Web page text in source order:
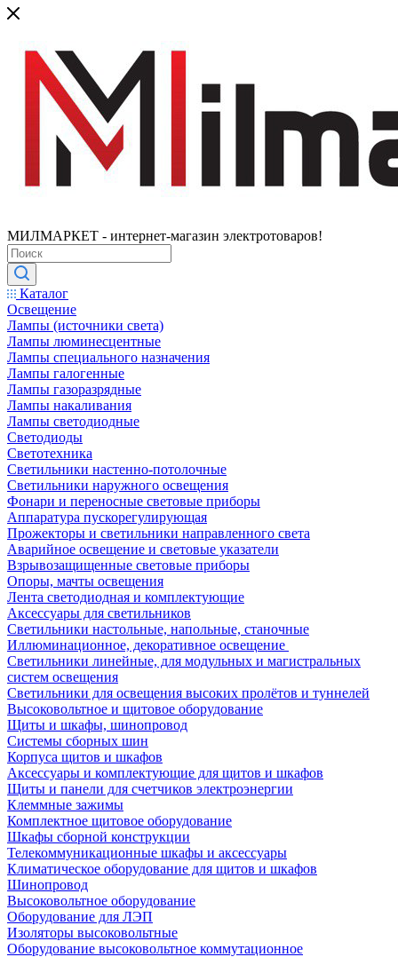
МИЛМАРКЕТ - интернет-магазин электротоваров!
Каталог
Освещение
Лампы (источники света)
Лампы люминесцентные
Лампы специального назначения
Лампы галогенные
Лампы газоразрядные
Лампы накаливания
Лампы светодиодные
Светодиоды
Светотехника
Светильники настенно-потолочные
Светильники наружного освещения
Фонари и переносные световые приборы
Аппаратура пускорегулирующая
Прожекторы и светильники направленного света
Аварийное освещение и световые указатели
Взрывозащищенные световые приборы
Опоры, мачты освещения
Лента светодиодная и комплектующие
Аксессуары для светильников
Светильники настольные, напольные, станочные
Иллюминационное, декоративное освещение
Светильники линейные, для модульных и магистральных
систем освещения
Светильники для освещения высоких пролётов и туннелей
Высоковольтное и щитовое оборудование
Щиты и шкафы, шинопровод
Системы сборных шин
Корпуса щитов и шкафов
Аксессуары и комплектующие для щитов и шкафов
Щиты и панели для счетчиков электроэнергии
Клеммные зажимы
Комплектное щитовое оборудование
Шкафы сборной конструкции
Телекоммуникационные шкафы и аксессуары
Климатическое оборудование для щитов и шкафов
Шинопровод
Высоковольтное оборудование
Оборудование для ЛЭП
Изоляторы высоковольтные
Оборудование высоковольтное коммутационное